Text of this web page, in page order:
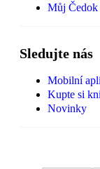
Můj Čedok
Sledujte nás
Mobilní
Kupte si
Novinky